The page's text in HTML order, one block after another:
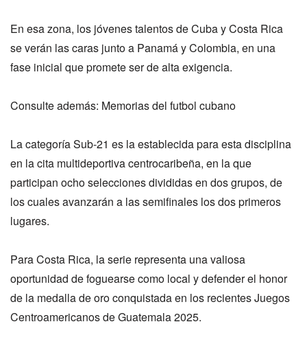
En esa zona, los jóvenes talentos de Cuba y Costa Rica
se verán las caras junto a Panamá y Colombia, en una
fase inicial que promete ser de alta exigencia.
Consulte además: Memorias del futbol cubano
La categoría Sub-21 es la establecida para esta disciplina
en la cita multideportiva centrocaribeña, en la que
participan ocho selecciones divididas en dos grupos, de
los cuales avanzarán a las semifinales los dos primeros
lugares.
Para Costa Rica, la serie representa una valiosa
oportunidad de foguearse como local y defender el honor
de la medalla de oro conquistada en los recientes Juegos
Centroamericanos de Guatemala 2025.